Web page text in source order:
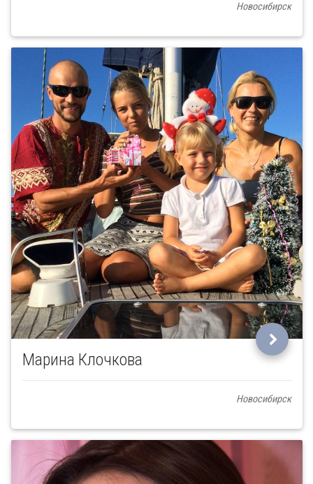
Новосибирск
Марина Клочкова
Новосибирск